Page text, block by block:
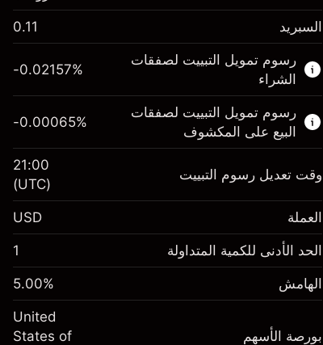
هذا السوق المالي متاح للتداول من خلال عقود
الفروقات.
اعرف المزيد عن:
عقود الفروقات
السبريد 0.11
رسوم تمويل التبييت لصفقات
الشراء
الهامش. استثمارك $1,000.00
رسوم التبييت
الرسوم من قيمة الصفقة الكاملة
-0.021568
حجم الصفقة بالرافعة المالية ~
-0.02157%
رسوم تمويل التبييت لصفقات
البيع على المكشوف
$1,000.00
الرسوم من قيمة الصفقة الكاملة
-0.000654
(-$0.13)
-0.00065%
وقت تعديل رسوم التبييت
21:00
(UTC)
العملة USD
الحد الأدنى للكمية المتداولة 1
الهامش 5.00%
بورصة الأسهم
United
States of